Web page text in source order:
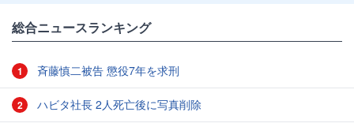
総合ニュースランキング
1 斉藤慎二被告 懲役7年を求刑
2 ハビタ社長 2人死亡後に写真削除